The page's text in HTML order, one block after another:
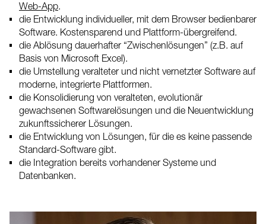
Web-App.
die Entwicklung individueller, mit dem Browser bedienbarer
Software. Kostensparend und Plattform-übergreifend.
die Ablösung dauerhafter “Zwischenlösungen” (z.B. auf
Basis von Microsoft Excel).
die Umstellung veralteter und nicht vernetzter Software auf
moderne, integrierte Plattformen.
die Konsolidierung von veralteten, evolutionär
gewachsenen Softwarelösungen und die Neuentwicklung
zukunftssicherer Lösungen.
die Entwicklung von Lösungen, für die es keine passende
Standard-Software gibt.
die Integration bereits vorhandener Systeme und
Datenbanken.